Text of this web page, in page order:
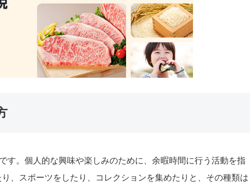
す。個人的な興味や楽しみのために、余暇時間に行う活動を指
、スポーツをしたり、コレクションを集めたりと、その種類は